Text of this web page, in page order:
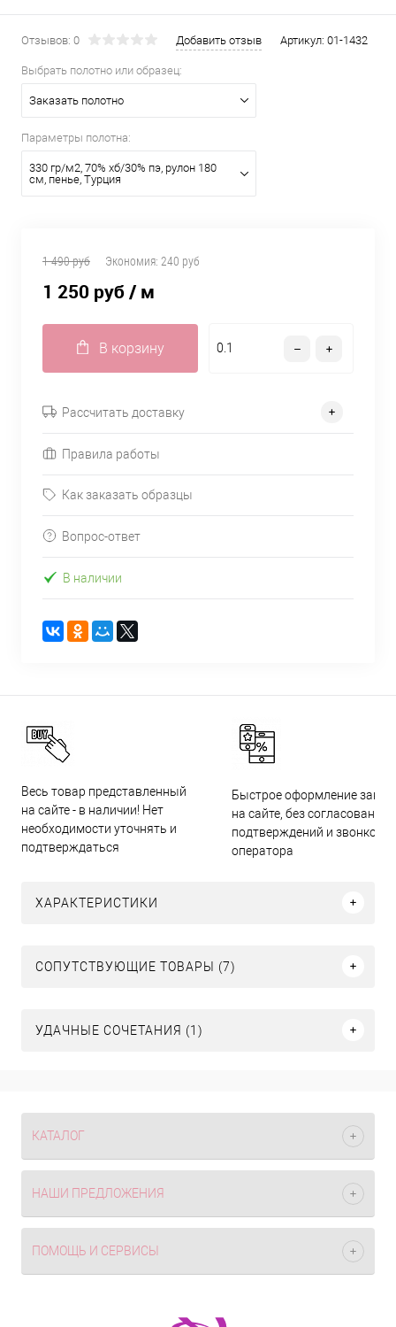
Отзывов: 0 Добавить отзыв Артикул: 01-1432
Выбрать полотно или образец:
Заказать полотно
Параметры полотна:
330 гр/м2, 70% хб/30% пэ, рулон 180
см, пенье, Турция
1 490 руб Экономия: 240 руб
1 250 руб/ м
В корзину
Рассчитать доставку
Правила работы
Как заказать образцы
Вопрос-ответ
В наличии
Весь товар представленный
на сайте - в наличии! Нет
необходимости уточнять и
подтверждаться
Быстрое оформление
на сайте, без согласований,
подтверждений и звонков
оператора
ХАРАКТЕРИСТИКИ
СОПУТСТВУЮЩИЕ ТОВАРЫ (7)
УДАЧНЫЕ СОЧЕТАНИЯ (1)
КАТАЛОГ
НАШИ ПРЕДЛОЖЕНИЯ
ПОМОЩЬ И СЕРВИСЫ